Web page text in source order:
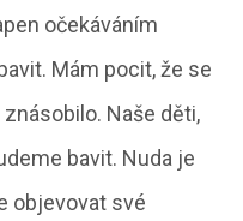
očekáváním
Mám pocit, že se
Naše děti,
bavit. Nuda je
objevovat své